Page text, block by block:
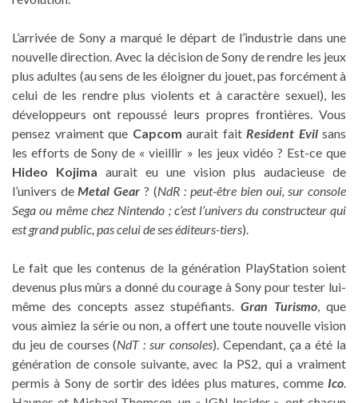
L’arrivée de Sony a marqué le départ de l’industrie dans une
nouvelle direction. Avec la décision de Sony de rendre les jeux
plus adultes (au sens de les éloigner du jouet, pas forcément à
celui de les rendre plus violents et à caractère sexuel), les
développeurs ont repoussé leurs propres frontières. Vous
pensez vraiment que Capcom aurait fait Resident Evilsans
les efforts de Sony de « vieillir » les jeux vidéo ? Est-ce que
Hideo Kojima aurait eu une vision plus audacieuse de
l’univers deMetal Gear ? (NdR : peut-être bien oui, sur console
Sega ou même chez Nintendo ; c’est l’univers du constructeur qui
est grand public, pas celui de ses éditeurs-tiers).
Le fait que les contenus de la génération PlayStation soient
devenus plus mûrs a donné du courage à Sony pour tester lui-
même des concepts assez stupéfiants.Gran Turismo, que
vous aimiez la série ou non, a offert une toute nouvelle vision
du jeu de courses (NdT : sur consoles). Cependant, ça a été la
génération de console suivante, avec la PS2, qui a vraiment
permis à Sony de sortir des idées plus matures, comme Ico.